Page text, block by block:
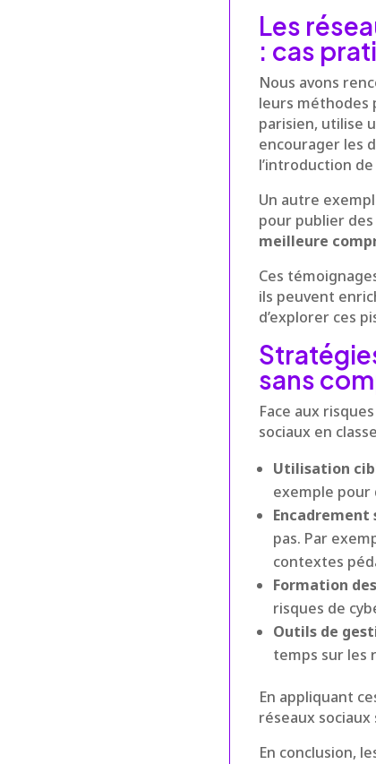
Les
: cas
Nous avons
leurs méthodes
parisien, utilise
encourager les
l’introduction
Un autre
pour publier
meilleure
Ces
ils peuvent
d’explorer ces
sans
Face aux
sociaux en
Utilisation
exemple pour
pas. Par
contextes
Formation
risques de
Outils de
temps sur les
En appliquant
réseaux
En conclusion,